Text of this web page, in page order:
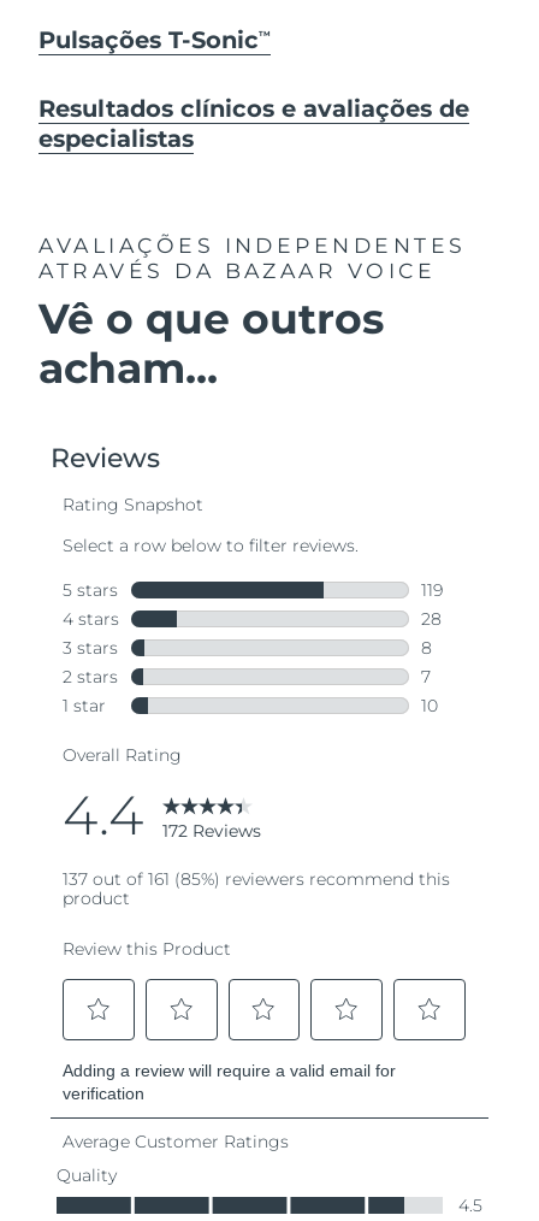
Pulsações T-SonicTM
Resultados clínicos e avaliações de
especialistas
AVALIAÇÕES INDEPENDENTES
ATRAVÉS DA BAZAAR VOICE
Vê o que outros
acham...